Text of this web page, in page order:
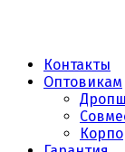
Контакты
Оптовикам